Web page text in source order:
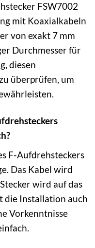
FSW7002
mit Koaxialkabeln
von exakt 7 mm
Durchmesser für
diesen
überprüfen, um
F-Aufdrehsteckers
Das Kabel wird
wird auf das
die Installation auch
Vorkenntnisse